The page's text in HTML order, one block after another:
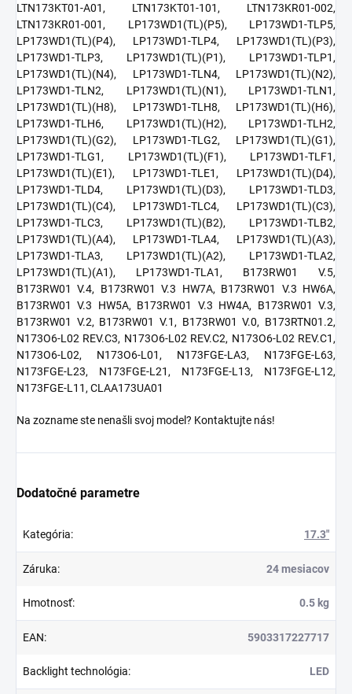
LTN173KT01-A01, LTN173KT01-101, LTN173KR01-002,
LTN173KR01-001, LP173WD1(TL)(P5), LP173WD1-TLP5,
LP173WD1(TL)(P4), LP173WD1-TLP4, LP173WD1(TL)(P3),
LP173WD1-TLP3, LP173WD1(TL)(P1), LP173WD1-TLP1,
LP173WD1(TL)(N4), LP173WD1-TLN4, LP173WD1(TL)(N2),
LP173WD1-TLN2, LP173WD1(TL)(N1), LP173WD1-TLN1,
LP173WD1(TL)(H8), LP173WD1-TLH8, LP173WD1(TL)(H6),
LP173WD1-TLH6, LP173WD1(TL)(H2), LP173WD1-TLH2,
LP173WD1(TL)(G2), LP173WD1-TLG2, LP173WD1(TL)(G1),
LP173WD1-TLG1, LP173WD1(TL)(F1), LP173WD1-TLF1,
LP173WD1(TL)(E1), LP173WD1-TLE1, LP173WD1(TL)(D4),
LP173WD1-TLD4, LP173WD1(TL)(D3), LP173WD1-TLD3,
LP173WD1(TL)(C4), LP173WD1-TLC4, LP173WD1(TL)(C3),
LP173WD1-TLC3, LP173WD1(TL)(B2), LP173WD1-TLB2,
LP173WD1(TL)(A4), LP173WD1-TLA4, LP173WD1(TL)(A3),
LP173WD1-TLA3, LP173WD1(TL)(A2), LP173WD1-TLA2,
LP173WD1(TL)(A1), LP173WD1-TLA1, B173RW01 V.5,
B173RW01 V.4, B173RW01 V.3 HW7A, B173RW01 V.3 HW6A,
B173RW01 V.3 HW5A, B173RW01 V.3 HW4A, B173RW01 V.3,
B173RW01 V.2, B173RW01 V.1, B173RW01 V.0, B173RTN01.2,
N173O6-L02 REV.C3, N173O6-L02 REV.C2, N173O6-L02 REV.C1,
N173O6-L02, N173O6-L01, N173FGE-LA3, N173FGE-L63,
N173FGE-L23, N173FGE-L21, N173FGE-L13, N173FGE-L12,
N173FGE-L11, CLAA173UA01
Na zozname ste nenašli svoj model? Kontaktujte nás!
Dodatočné parametre
Kategória: 17.3"
Záruka: 24 mesiacov
Hmotnosť: 0.5 kg
EAN: 5903317227717
Backlight technológia: LED